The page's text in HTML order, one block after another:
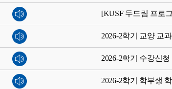
[KUSF 두드림 프로
2026-2학기 교양 교
2026-2학기 수강신
2026-2학기 학부생